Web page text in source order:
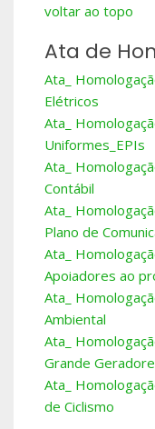
voltar ao topo
Ata de
Ata_
Elétricos
Ata_
Uniformes_EPIs
Ata_
Contábil
Ata_
Plano de
Ata_
Apoiadores ao
Ata_
Ambiental
Ata_
Grande
Ata_
de Ciclismo